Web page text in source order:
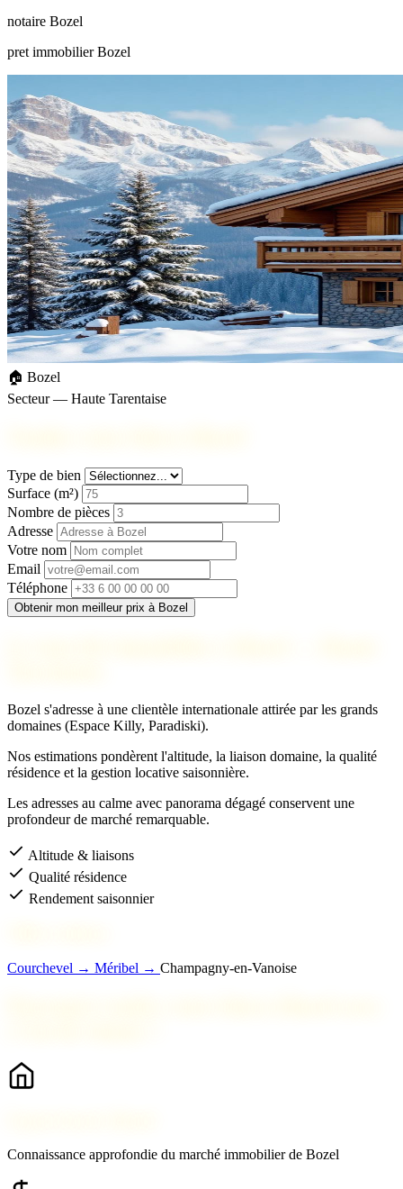
notaire Bozel
pret immobilier Bozel
🏠 Bozel
Secteur — Haute Tarentaise
Type de bien
Surface (m²)
Nombre de pièces
Adresse
Votre nom
Email
Téléphone
Obtenir mon meilleur prix à Bozel
Bozel s'adresse à une clientèle internationale attirée par les grands
domaines (Espace Killy, Paradiski).
Nos estimations pondèrent l'altitude, la liaison domaine, la qualité
résidence et la gestion locative saisonnière.
Les adresses au calme avec panorama dégagé conservent une
profondeur de marché remarquable.
Altitude & liaisons
Qualité résidence
Rendement saisonnier
Courchevel → Méribel → Champagny-en-Vanoise
Connaissance approfondie du marché immobilier de Bozel